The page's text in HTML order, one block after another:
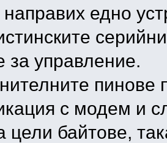
едно
за управление.
пинове
с модем и
цели байтове,